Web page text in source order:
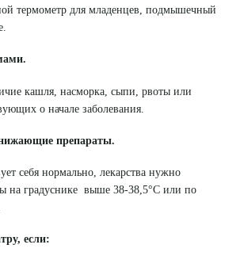
термометр для младенцев, подмышечный
кашля, насморка, сыпи, рвоты или
о начале заболевания.
препараты.
себя нормально, лекарства нужно
на градуснике выше 38-38,5°C или по
если: